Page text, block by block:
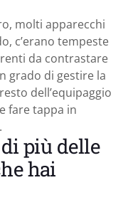
molti apparecchi
c’erano tempeste
da contrastare
grado di gestire la
dell’equipaggio
fare tappa in
più delle
hai